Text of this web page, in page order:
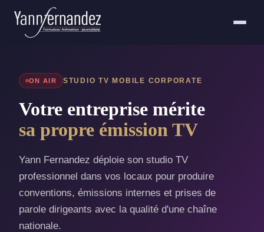
ON AIR STUDIO TV MOBILE CORPORATE
Votre entreprise mérite
sa propre émission TV
Yann Fernandez déploie son studio TV
professionnel dans vos locaux pour produire
conventions, émissions internes et prises de
parole dirigeants avec la qualité d'une chaîne
nationale.